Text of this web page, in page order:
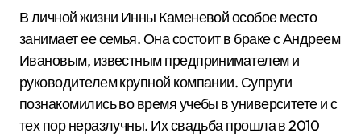
В личной жизни Инны Каменевой особое место
занимает ее семья. Она состоит в браке с Андреем
Ивановым, известным предпринимателем и
руководителем крупной компании. Супруги
познакомились во время учебы в университете и с
тех пор неразлучны. Их свадьба прошла в 2010